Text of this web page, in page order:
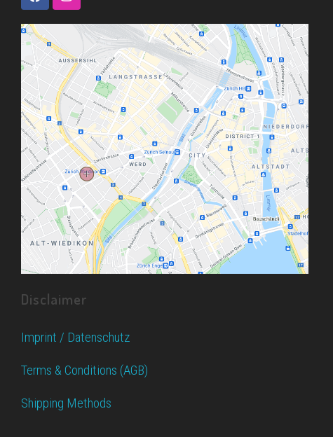
Disclaimer
Imprint / Datenschutz
Terms & Conditions (AGB)
Shipping Methods